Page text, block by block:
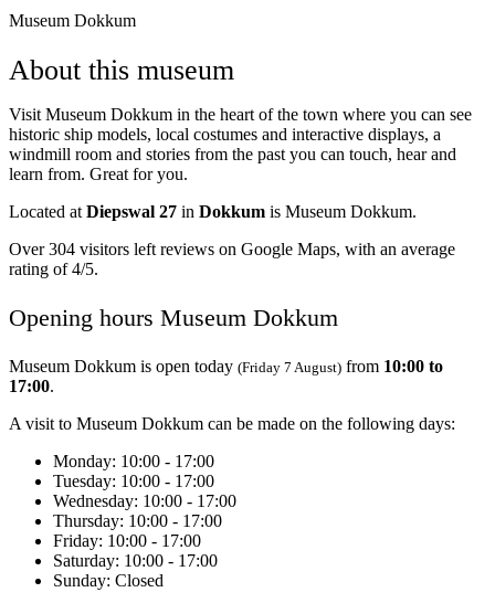
Museum Dokkum
About this museum
Visit Museum Dokkum in the heart of the town where you can see
historic ship models, local costumes and interactive displays, a
windmill room and stories from the past you can touch, hear and
learn from. Great for you.
Located at Diepswal 27 in Dokkum is Museum Dokkum.
Over 304 visitors left reviews on Google Maps, with an average
rating of 4/5.
Opening hours Museum Dokkum
Museum Dokkum is open today (Friday 7 August) from 10:00 to
17:00.
A visit to Museum Dokkum can be made on the following days:
Monday: 10:00 - 17:00
Tuesday: 10:00 - 17:00
Wednesday: 10:00 - 17:00
Thursday: 10:00 - 17:00
Friday: 10:00 - 17:00
Saturday: 10:00 - 17:00
Sunday: Closed